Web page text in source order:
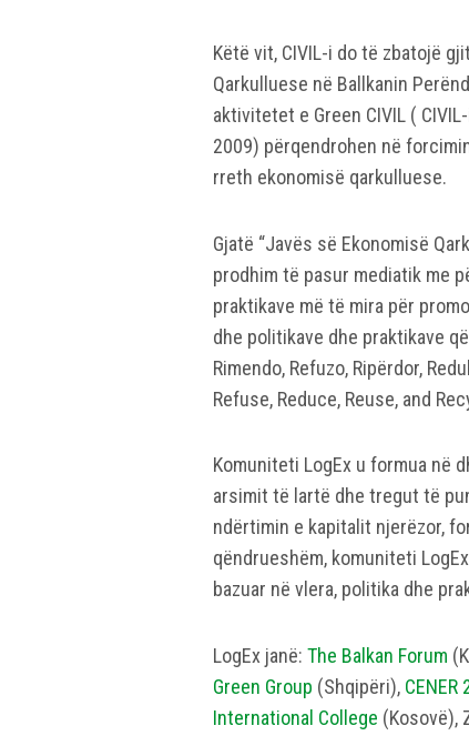
Këtë vit, CIVIL-i do të zbatojë
Qarkulluese në Ballkanin
aktivitetet e Green CIVIL (
2009) përqendrohen në
rreth ekonomisë qarkulluese.
Gjatë “Javës së Ekonomisë
prodhim të pasur mediatik me
praktikave më të mira për
dhe politikave dhe praktikave
Rimendo, Refuzo, Ripërdor,
Refuse, Reduce, Reuse, and
Komuniteti LogEx u formua në
arsimit të lartë dhe tregut të
ndërtimin e kapitalit njerëzor,
qëndrueshëm, komuniteti
bazuar në vlera, politika dhe
LogEx janë: The Balkan Forum
Green Group (Shqipëri), CENER
International College (Kosovë),